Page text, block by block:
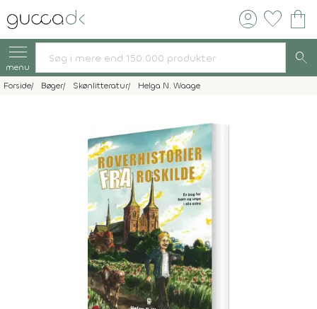
account_circle favorite shopping_bag
menu search
Forside Bøger Skønlitteratur Helga N. Waage